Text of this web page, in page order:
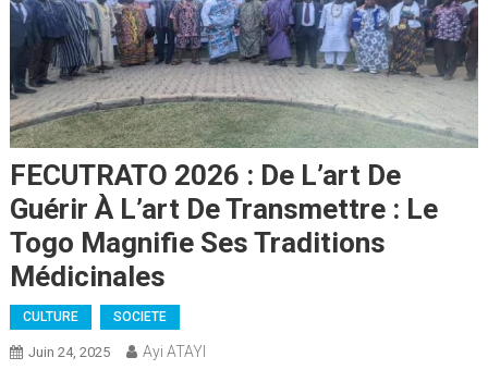
FECUTRATO 2026 : De L’art De
Guérir À L’art De Transmettre : Le
Togo Magnifie Ses Traditions
Médicinales
CULTURE SOCIETE
Juin 24, 2025 Ayi ATAYI